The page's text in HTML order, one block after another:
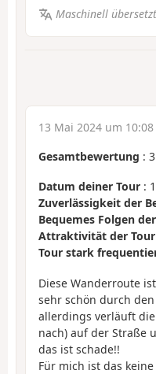
Maschinell übersetzt
13 Mai 2024 um 10:08
Gesamtbewertung :
Datum deiner Tour :
Zuverlässigkeit der
Bequemes Folgen
Attraktivität der Tour
Tour stark
Diese Wanderroute
sehr schön durch
allerdings verläuft
nach) auf der Straße
das ist schade!!
Für mich ist das